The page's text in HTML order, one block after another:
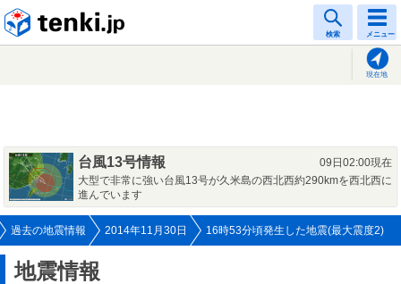
検索 メニュー
現在地
台風13号情報
09日02:00現在
大型で非常に強い台風13号が久米島の西北西約290kmを西北西に
進んでいます
過去の地震情報 2014年11月30日 16時53分頃発生した地震(最大震度2)
地震情報